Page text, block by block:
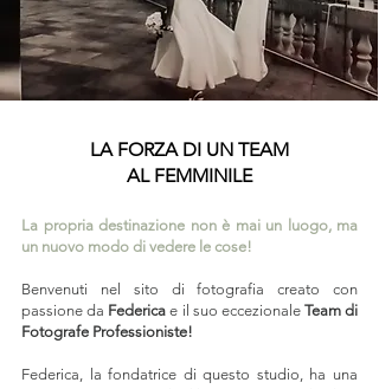
LA FORZA DI UN TEAM
AL FEMMINILE
La propria destinazione non è mai un luogo, ma
un nuovo modo di vedere le cose!
Benvenuti nel sito di fotografia creato con
passione da Federicae i l suo eccezionale Team di
Fotografe Professioniste!
Federica, la fondatrice di questo studio, ha una